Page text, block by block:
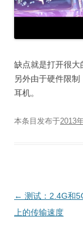
缺点就是打开很大
另外由于硬件限
耳机。
本条目发布于2013
文
章
← 测试：2.4G和
上的传输速度